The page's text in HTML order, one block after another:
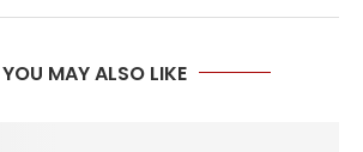
YOU MAY ALSO LIKE